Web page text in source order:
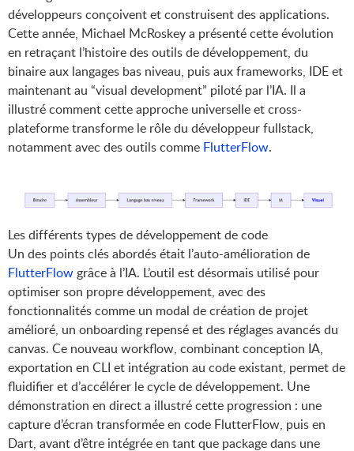
développeurs conçoivent et construisent des applications.
Cette année, Michael McRoskey a présenté cette évolution
en retraçant l’histoire des outils de développement, du
binaire aux langages bas niveau, puis aux frameworks, IDE et
maintenant au “visual development” piloté par l’IA. Il a
illustré comment cette approche universelle et cross-
plateforme transforme le rôle du développeur fullstack,
notamment avec des outils comme FlutterFlow.
Les différents types de développement de code
Un des points clés abordés était l’auto-amélioration de
FlutterFlow grâce à l’IA. L’outil est désormais utilisé pour
optimiser son propre développement, avec des
fonctionnalités comme un modal de création de projet
amélioré, un onboarding repensé et des réglages avancés du
canvas. Ce nouveau workflow, combinant conception IA,
exportation en CLI et intégration au code existant, permet de
fluidifier et d’accélérer le cycle de développement. Une
démonstration en direct a illustré cette progression : une
capture d’écran transformée en code FlutterFlow, puis en
Dart, avant d’être intégrée en tant que package dans une